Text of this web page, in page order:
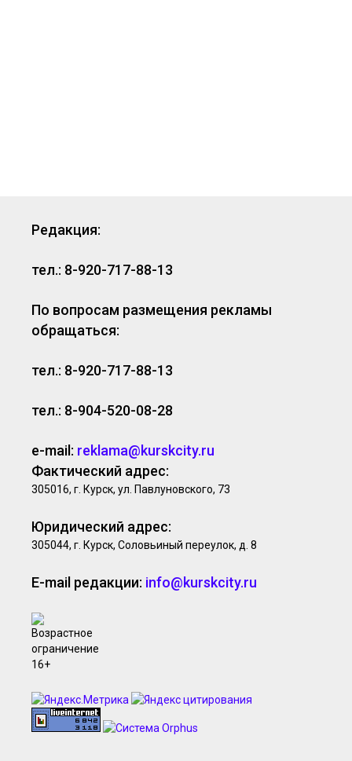
Редакция:
тел.: 8-920-717-88-13
По вопросам размещения рекламы
обращаться:
тел.: 8-920-717-88-13
тел.: 8-904-520-08-28
e-mail: reklama@kurskcity.ru
Фактический адрес:
305016, г. Курск, ул. Павлуновского, 73
Юридический адрес:
305044, г. Курск, Соловьиный переулок, д. 8
E-mail редакции: info@kurskcity.ru